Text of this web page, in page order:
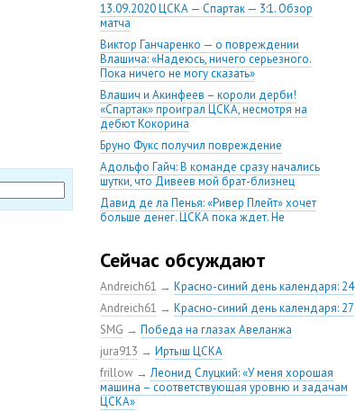
13.09.2020 ЦСКА — Спартак — 3:1. Обзор
матча
Виктор Ганчаренко — о повреждении
Влашича: «Надеюсь, ничего серьезного.
Пока ничего не могу сказать»
Влашич и Акинфеев – короли дерби!
«Спартак» проиграл ЦСКА, несмотря на
дебют Кокорина
Бруно Фукс получил повреждение
Адольфо Гайч: В команде сразу начались
шутки, что Дивеев мой брат-близнец
Давид де ла Пенья: «Ривер Плейт» хочет
больше денег. ЦСКА пока ждет. Не
08.08.2020 Химки — ЦСКА — 0:2. Обзор
матча
Первый матч сезона в РПЛ —
увереннейшая победа ЦСКА. Гончаренко
выпустил 11 россиян в старте
Ганчаренко — о Гайче: «Если покупаем за
большие деньги, значит, рассчитываем как
на основного форварда»
Ганчаренко: «Влашича сложно заменить,
но Кучаеву и Дзагоеву сегодня это
Сейчас обсуждают
Andreich61 → Красно-синий день календаря: 24
Andreich61 → Красно-синий день календаря: 27
SMG → Победа на глазах Авеланжа
jura913 → Иртыш ЦСКА
frillow →Леонид Слуцкий: «У меня хорошая
машина – соответствующая уровню и задачам
ЦСКА»